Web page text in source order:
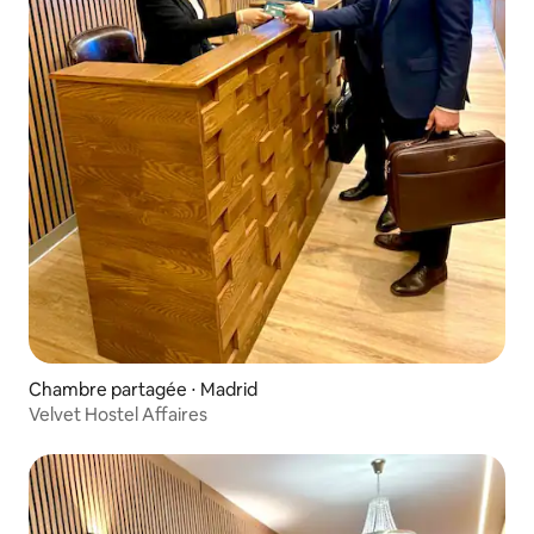
Chambre partagée ⋅ Madrid
Velvet Hostel Affaires